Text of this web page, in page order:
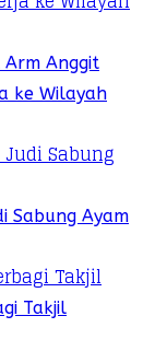
Anggit
ke Wilayah
Sabung Ayam
Takjil